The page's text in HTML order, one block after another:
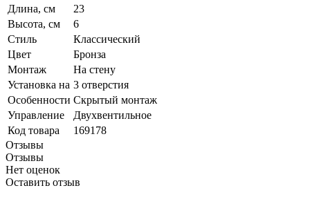
Длина, см
23
Высота, см
6
Стиль
Классический
Цвет
Бронза
Монтаж
На стену
Установка на 3 отверстия
Особенности Скрытый монтаж
Управление
Двухвентильное
Код товара
169178
Отзывы
Отзывы
Нет оценок
Оставить отзыв